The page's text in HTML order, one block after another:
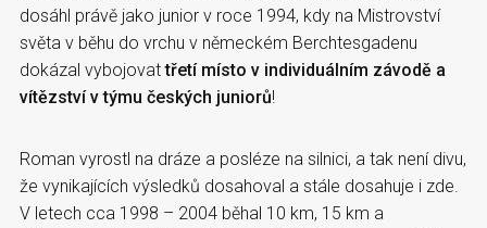
dosáhl právě jako junior v roce 1994, kdy na Mistrovství
světa v běhu do vrchu v německém Berchtesgadenu
dokázal vybojovattřetí místo v individuálním závodě a
vítězství v týmu českých juniorů!
Roman vyrostl na dráze a posléze na silnici, a tak není divu,
že vynikajících výsledků dosahoval a stále dosahuje i zde.
V letech cca 1998 – 2004 běhal 10 km, 15 km a